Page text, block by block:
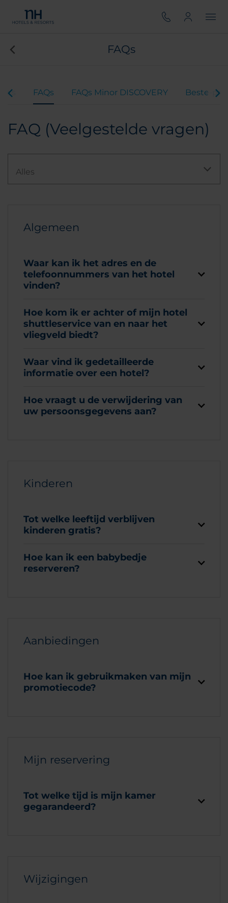
FAQs
FAQs FAQs Minor DISCOVERY Beste-
FAQ (Veelgestelde vragen)
Alles
Algemeen
Waar kan ik het adres en de
telefoonnummers van het hotel
vinden?
Hoe kom ik er achter of mijn hotel
shuttleservice van en naar het
vliegveld biedt?
Waar vind ik gedetailleerde
informatie over een hotel?
Hoe vraagt u de verwijdering van
uw persoonsgegevens aan?
Kinderen
Tot welke leeftijd verblijven
kinderen gratis?
Hoe kan ik een babybedje
reserveren?
Aanbiedingen
Hoe kan ik gebruikmaken van mijn
promotiecode?
Mijn reservering
Tot welke tijd is mijn kamer
gegarandeerd?
Wijzigingen